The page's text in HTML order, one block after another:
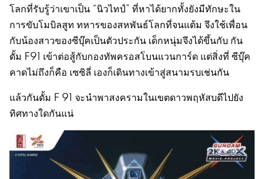
โลกที่รับรู้ว่าเขาเป็น “นิวไทป์” ที่หาได้ยากทั้งยังมีทักษะใน
การขับโมบิลสูท ทหารของสหพันธ์โลกที่จนแต้ม จึงใช้เพื่อน
กับน้องสาวของซีบุ๊คเป็นตัวประกัน เด็กหนุ่มจึงได้ขึ้นกับ กัน
ดั้ม F91 เข้าต่อสู้กับกองทัพครอสโบนแวนการ์ด แต่สิ่งที่ ซีบุ๊ค
คาดไม่ถึงก็คือ เซซิลี่ เองก็เดินทางเข้าสู่สนามรบเช่นกัน
แล้วกันดั้ม F 91 จะนำพาสงครามในเขตดาวพฤหัสบดีไปยัง
ทิศทางใดกันแน่